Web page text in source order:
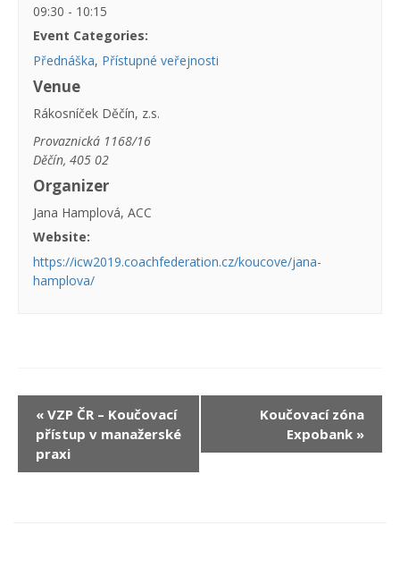
09:30 - 10:15
Event Categories:
Přednáška, Přístupné veřejnosti
Venue
Rákosníček Děčín, z.s.
Provaznická 1168/16
Děčín, 405 02
Organizer
Jana Hamplová, ACC
Website:
https://icw2019.coachfederation.cz/koucove/jana-
hamplova/
« VZP ČR – Koučovací
přístup v manažerské
praxi
Koučovací zóna
Expobank »